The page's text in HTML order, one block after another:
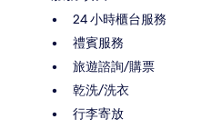
24 小時櫃台服務
禮賓服務
旅遊諮詢/購票
乾洗/洗衣
行李寄放